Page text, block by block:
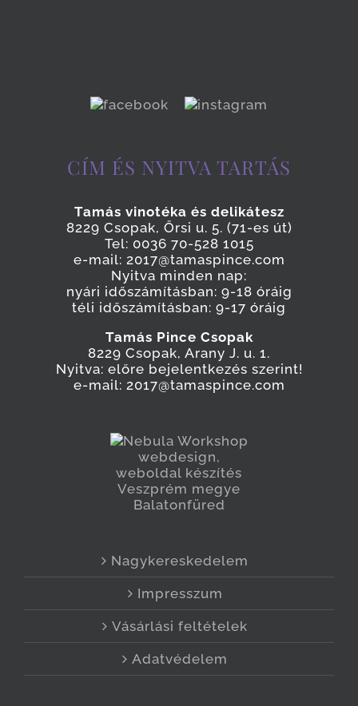
CÍM ÉS NYITVA TARTÁS
Tamás vinotéka és delikátesz
8229 Csopak, Őrsi u. 5. (71-es út)
Tel: 0036 70-528 1015
e-mail: 2017@tamaspince.com
Nyitva minden nap:
nyári időszámításban: 9-18 óráig
téli időszámításban: 9-17 óráig
Tamás Pince Csopak
8229 Csopak, Arany J. u. 1.
Nyitva: előre bejelentkezés szerint!
e-mail: 2017@tamaspince.com
Nagykereskedelem
Impresszum
Vásárlási feltételek
Adatvédelem